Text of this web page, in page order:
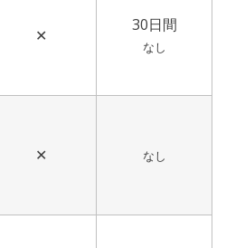
✕
30日間
なし
✕ なし